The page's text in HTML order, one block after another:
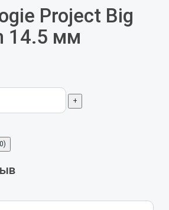
Project Big
14.5 мм
+